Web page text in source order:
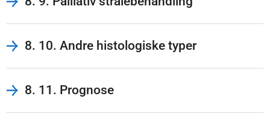
8. 10. Andre histologiske typer
8. 11. Prognose